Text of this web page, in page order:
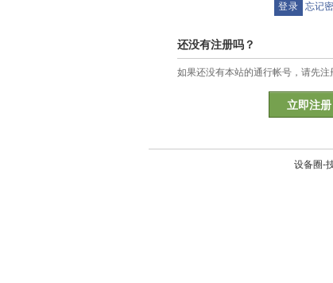
忘记
还没有注册吗？
如果还没有本站的通行帐号，请先注
立即注册
设备圈-